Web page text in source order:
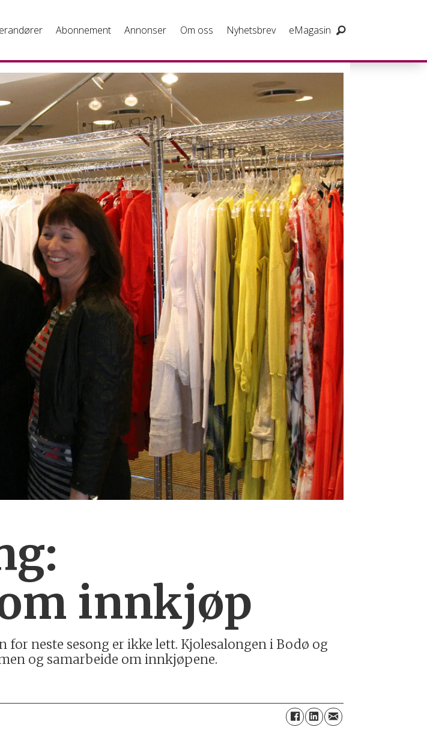
Abonnement Annonser Om oss Nyhetsbrev eMagasin
innkjøp
neste sesong er ikke lett. Kjolesalongen i Bodø og
og samarbeide om innkjøpene.